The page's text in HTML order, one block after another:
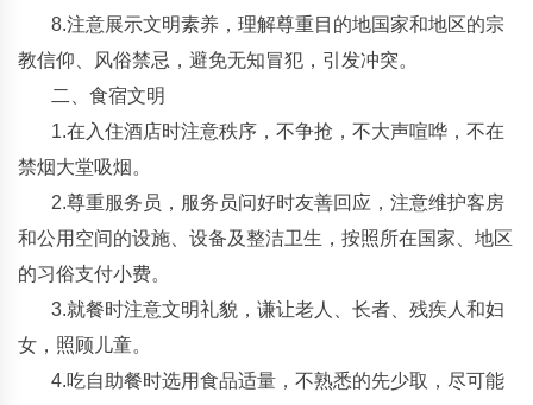
8.注意展示文明素养，理解尊重目的地国家和地区的宗
教信仰、风俗禁忌，避免无知冒犯，引发冲突。
二、食宿文明
1.在入住酒店时注意秩序，不争抢，不大声喧哗，不在
禁烟大堂吸烟。
2.尊重服务员，服务员问好时友善回应，注意维护客房
和公用空间的设施、设备及整洁卫生，按照所在国家、地区
的习俗支付小费。
3.就餐时注意文明礼貌，谦让老人、长者、残疾人和妇
女，照顾儿童。
4.吃自助餐时选用食品适量，不熟悉的先少取，尽可能